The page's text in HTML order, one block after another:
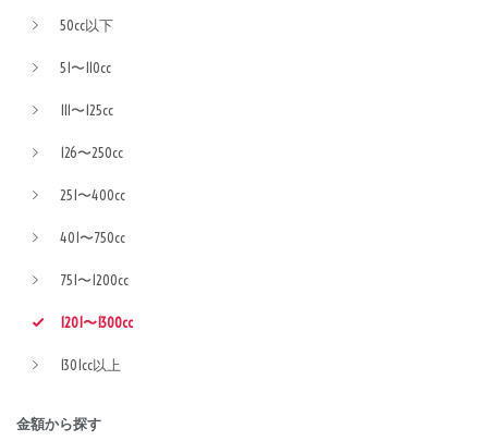
50cc以下
51〜110cc
111〜125cc
126〜250cc
251〜400cc
401〜750cc
751〜1200cc
1201〜1300cc
1301cc以上
金額から探す